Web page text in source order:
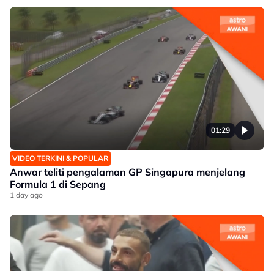
01:29
VIDEO TERKINI & POPULAR
Anwar teliti pengalaman GP Singapura menjelang
Formula 1 di Sepang
1 day ago